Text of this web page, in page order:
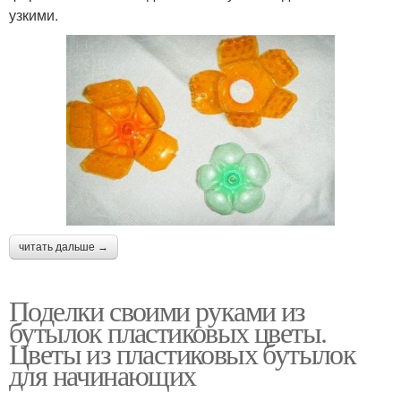
узкими.
читать дальше →
Поделки своими руками из
бутылок пластиковых цветы.
Цветы из пластиковых бутылок
для начинающих